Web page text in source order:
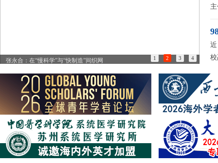
张永合：在“慢科学”与“快制造”间织网 85
1 2 3 4